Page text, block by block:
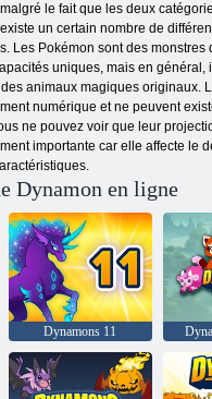
le fait que les deux
un certain nombre de
Les Pokémon sont des monstres
uniques, mais en général,
animaux magiques originaux.
numérique et ne peuvent
ne pouvez voir que leur
importante car elle affecte le
Dynamon en ligne
Dynamons 11